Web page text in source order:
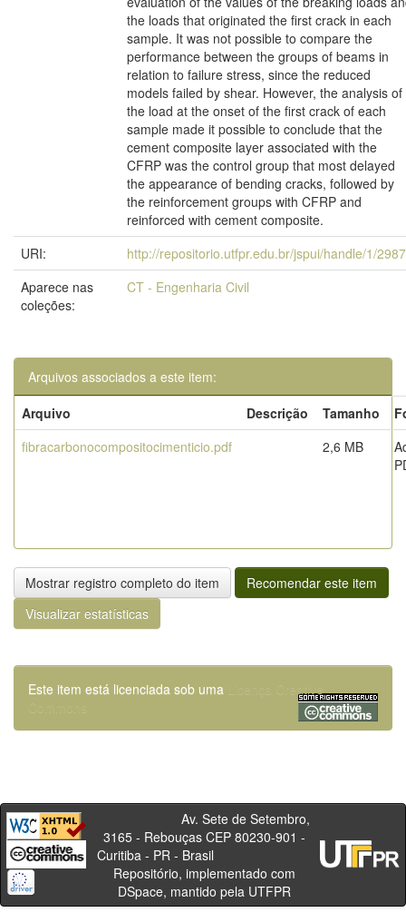
the loads that originated the first crack in each
sample. It was not possible to compare the
performance between the groups of beams in
relation to failure stress, since the reduced
models failed by shear. However, the analysis of
the load at the onset of the first crack of each
sample made it possible to conclude that the
cement composite layer associated with the
CFRP was the control group that most delayed
the appearance of bending cracks, followed by
the reinforcement groups with CFRP and
reinforced with cement composite.
URI:
http://repositorio.utfpr.edu.br/jspui/handle/1/
Aparece nas
coleções:
CT - Engenharia Civil
Arquivos associados a este item:
Arquivo
Descrição Tamanho
fibracarbonocompositocimenticio.pdf
2,6 MB
Mostrar registro completo do item
Recomendar este item
Visualizar estatísticas
Este item está licenciada sob uma
Licença Creative
Commons
Av. Sete de Setembro,
3165 - Rebouças CEP 80230-901 -
Curitiba - PR - Brasil
Repositório, implementado com
DSpace, mantido pela UTFPR